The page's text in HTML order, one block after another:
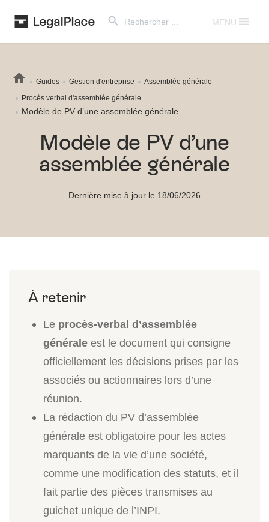
for:
MENU
Guides Gestion d'entreprise
Assemblée générale
Procès verbal d'assemblée générale
Modèle de PV d’une assemblée générale
Modèle de PV d’une
assemblée générale
Dernière mise à jour le 18/06/2026
Le procès-verbal d’assemblée
générale est le document qui consigne
officiellement les décisions prises par les
associés ou actionnaires lors d’une
réunion.
La rédaction du PV d’assemblée
générale est obligatoire pour les actes
marquants de la vie d’une société,
comme une modification des statuts, et il
fait partie des pièces transmises au
guichet unique de l’INPI.